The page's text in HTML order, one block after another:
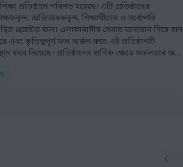
প্রতিষ্ঠানে পরিনত হয়েছে। এটি প্রতিষ্ঠানের
অভিভাবকবৃন্দ, শিক্ষার্থীদের ও সর্বোপরি
প্রচেষ্টার ফল। এলাকাবাসীর সেবার মনোভাব নিয়ে মান
এবং কৃতিত্বপূর্ণ ফল অর্জন করে এই প্রতিষ্ঠানটি
করে নিয়েছে। প্রতিষ্ঠানের সার্বিক ক্ষেত্রে সফলতার জন্য
পড়াশুনা করাতে যথেষ্ট আগ্রহী হয়ে উঠেছেন।